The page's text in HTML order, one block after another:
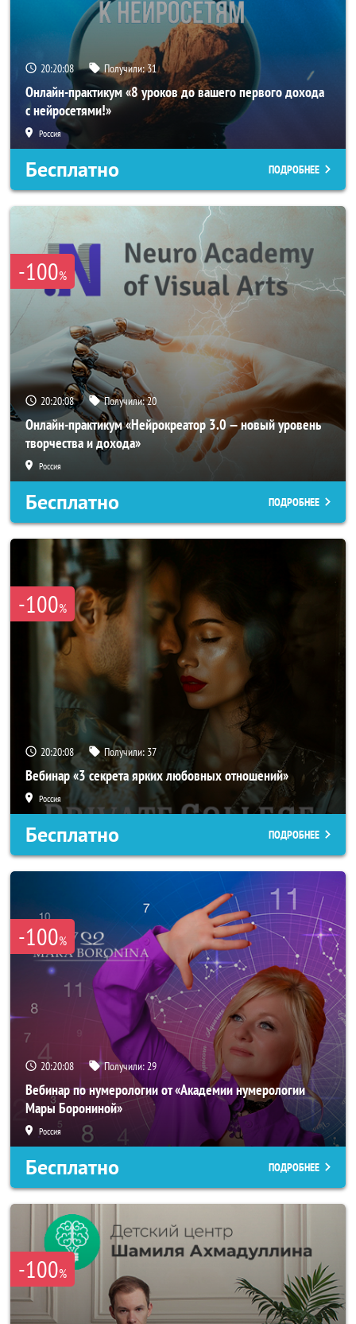
20:20:05 Получили:31
Онлайн-практикум «8 уроков до вашего первого дохода
с нейросетями!»
Россия
Бесплатно ПОДРОБНЕЕ
-100%
20:20:05 Получили:20
Онлайн-практикум «Нейрокреатор 3.0 — новый уровень
творчества и дохода»
Россия
Бесплатно ПОДРОБНЕЕ
-100%
20:20:05 Получили: 37
Вебинар «3 секрета ярких любовных отношений»
Россия
Бесплатно ПОДРОБНЕЕ
-100%
20:20:05 Получили:29
Вебинар по нумерологии от «Академии нумерологии
Мары Борониной»
Россия
Бесплатно ПОДРОБНЕЕ
-100%